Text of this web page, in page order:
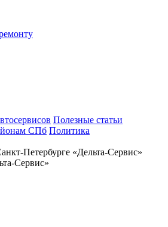
Полезные статьи
СПб Политика
Сервис»